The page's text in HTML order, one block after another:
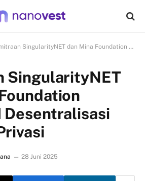
SingularityNET dan Mina Foundation Dorong AI Desentralisasi Berbasis Privasi
SingularityNET
Desentralisasi
28 Juni 2025